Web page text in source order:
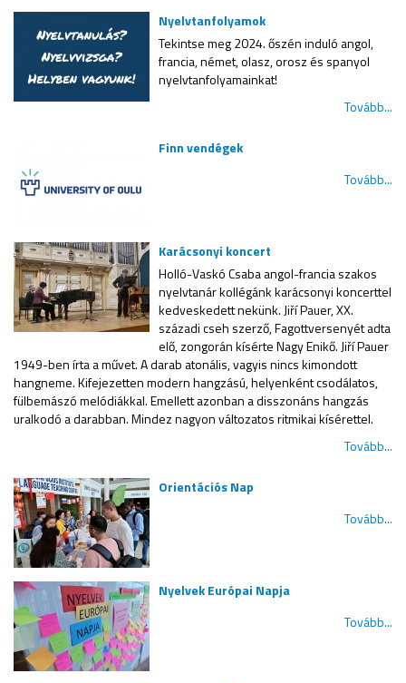
Nyelvtanfolyamok
Tekintse meg 2024. őszén induló angol,
francia, német, olasz, orosz és spanyol
nyelvtanfolyamainkat!
Tovább...
Finn vendégek
Tovább...
Karácsonyi koncert
Holló-Vaskó Csaba angol-francia szakos
nyelvtanár kollégánk karácsonyi koncerttel
kedveskedett nekünk. Jiří Pauer, XX.
századi cseh szerző, Fagottversenyét adta
elő, zongorán kísérte Nagy Enikő. Jiří Pauer
1949-ben írta a művet. A darab atonális, vagyis nincs kimondott
hangneme. Kifejezetten modern hangzású, helyenként csodálatos,
fülbemászó melódiákkal. Emellett azonban a disszonáns hangzás
uralkodó a darabban. Mindez nagyon változatos ritmikai kísérettel.
Tovább...
Orientációs Nap
Tovább...
Nyelvek Európai Napja
Tovább...